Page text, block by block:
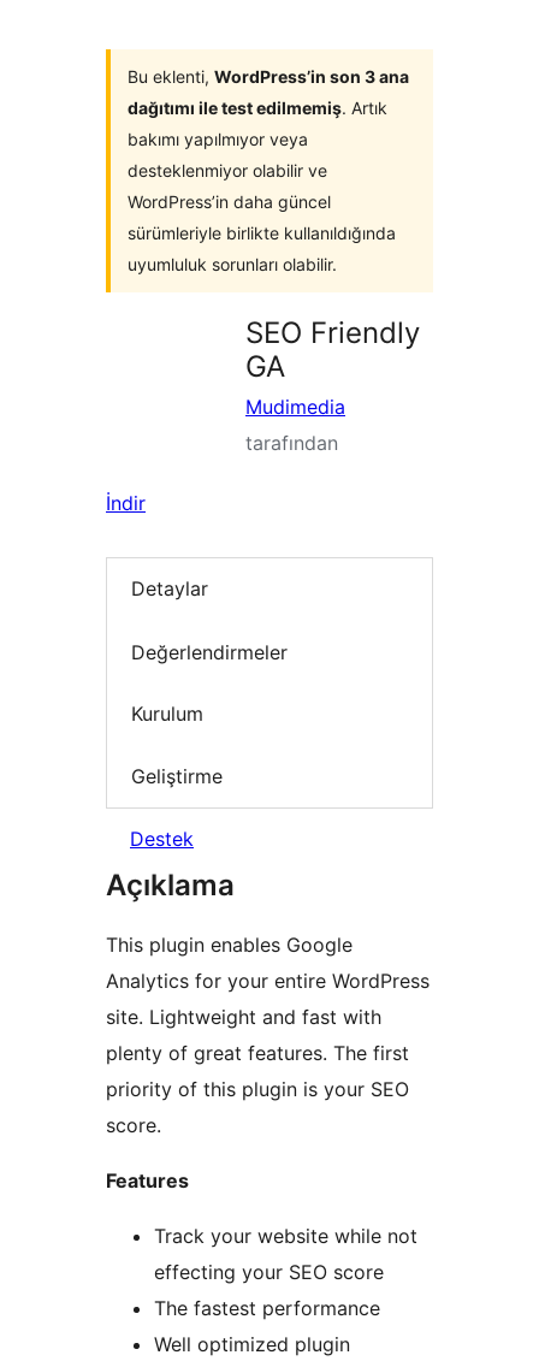
Bu eklenti, WordPress’in son 3 ana
dağıtımı ile test edilmemiş. Artık
bakımı yapılmıyor veya
desteklenmiyor olabilir ve
WordPress’in daha güncel
sürümleriyle birlikte kullanıldığında
uyumluluk sorunları olabilir.
SEO Friendly
GA
Mudimedia
tarafından
İndir
Detaylar
Değerlendirmeler
Kurulum
Geliştirme
Destek
Açıklama
This plugin enables Google
Analytics for your entire WordPress
site. Lightweight and fast with
plenty of great features. The first
priority of this plugin is your SEO
score.
Features
Track your website while not
effecting your SEO score
The fastest performance
Well optimized plugin